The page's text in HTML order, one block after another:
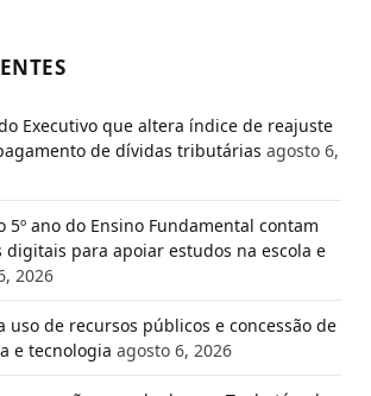
do Executivo que altera índice de reajuste
de dívidas tributárias agosto 6,
5º ano do Ensino Fundamental contam
digitais para apoiar estudos na escola e
2026
uso de recursos públicos e concessão de
e tecnologia agosto 6, 2026